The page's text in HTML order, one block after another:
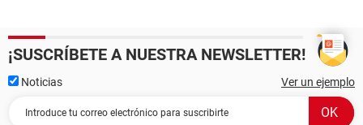
¡SUSCRÍBETE A NUESTRA NEWSLETTER!
Noticias Ver un ejemplo